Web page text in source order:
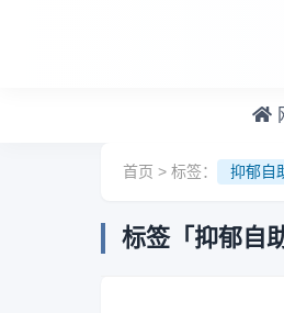
首页 > 标签： 抑郁自
标签「抑郁自